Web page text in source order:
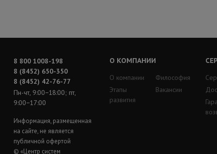
8 800 1008-198
8 (8452) 650-350
8 (8452) 42-76-77
Пн-чт, 9:00−18:00; пт,
9:00−17:00
Информация, размещенная
на сайте, не является
публичной офертой
© «Центр систем
О КОМПАНИИ
О компании
Этапы
развития
Философия
Вакансии